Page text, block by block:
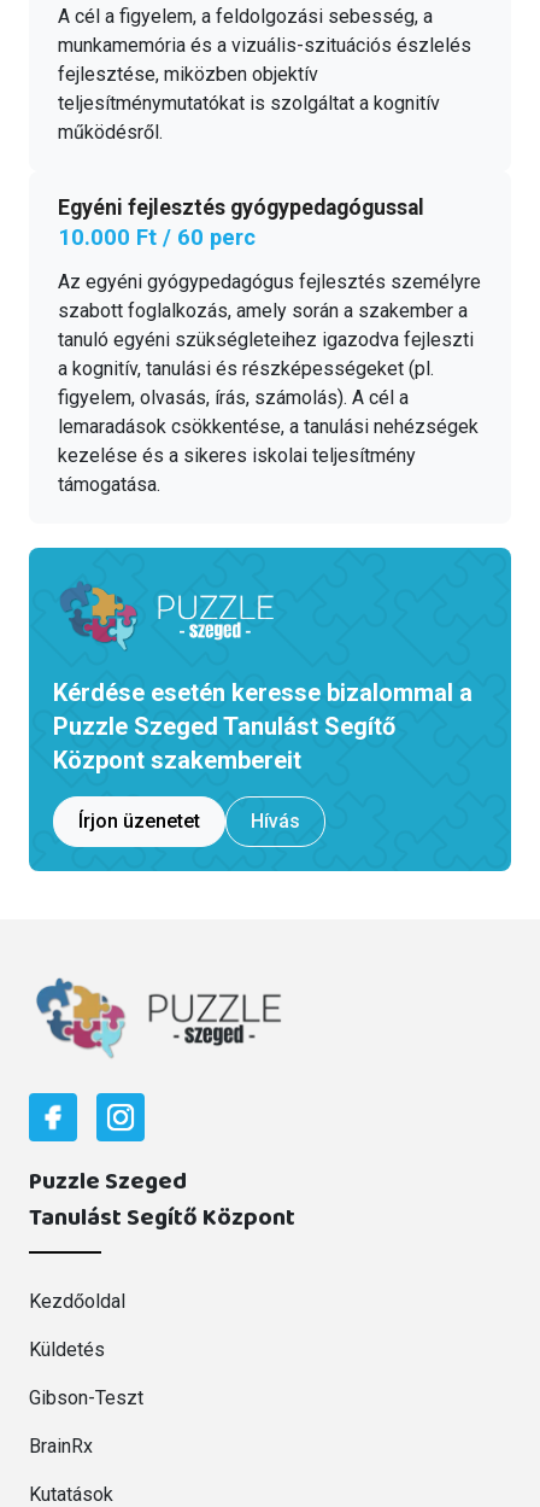
A cél a figyelem, a feldolgozási sebesség, a
munkamemória és a vizuális-szituációs észlelés
fejlesztése, miközben objektív
teljesítménymutatókat is szolgáltat a kognitív
működésről.
Egyéni fejlesztés gyógypedagógussal
10.000 Ft / 60 perc
Az egyéni gyógypedagógus fejlesztés személyre
szabott foglalkozás, amely során a szakember a
tanuló egyéni szükségleteihez igazodva fejleszti
a kognitív, tanulási és részképességeket (pl.
figyelem, olvasás, írás, számolás). A cél a
lemaradások csökkentése, a tanulási nehézségek
kezelése és a sikeres iskolai teljesítmény
támogatása.
Kérdése esetén keresse bizalommal a
Puzzle Szeged Tanulást Segítő
Központ szakembereit
Írjon üzenetet Hívás
Puzzle Szeged
Tanulást Segítő Központ
Kezdőoldal
Küldetés
Gibson-Teszt
BrainRx
Kutatások